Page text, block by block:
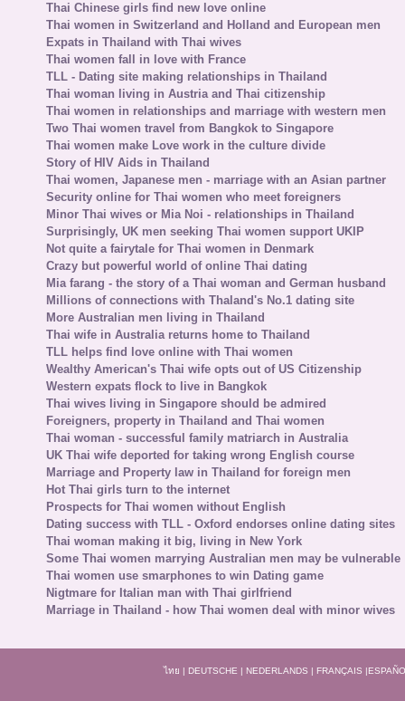
Thai Chinese girls find new love online
Thai women in Switzerland and Holland and European men
Expats in Thailand with Thai wives
Thai women fall in love with France
TLL - Dating site making relationships in Thailand
Thai woman living in Austria and Thai citizenship
Thai women in relationships and marriage with western men
Two Thai women travel from Bangkok to Singapore
Thai women make Love work in the culture divide
Story of HIV Aids in Thailand
Thai women, Japanese men - marriage with an Asian partner
Security online for Thai women who meet foreigners
Minor Thai wives or Mia Noi - relationships in Thailand
Surprisingly, UK men seeking Thai women support UKIP
Not quite a fairytale for Thai women in Denmark
Crazy but powerful world of online Thai dating
Mia farang - the story of a Thai woman and German husband
Millions of connections with Thaland's No.1 dating site
More Australian men living in Thailand
Thai wife in Australia returns home to Thailand
TLL helps find love online with Thai women
Wealthy American's Thai wife opts out of US Citizenship
Western expats flock to live in Bangkok
Thai wives living in Singapore should be admired
Foreigners, property in Thailand and Thai women
Thai woman - successful family matriarch in Australia
UK Thai wife deported for taking wrong English course
Marriage and Property law in Thailand for foreign men
Hot Thai girls turn to the internet
Prospects for Thai women without English
Dating success with TLL - Oxford endorses online dating sites
Thai woman making it big, living in New York
Some Thai women marrying Australian men may be vulnerable
Thai women use smarphones to win Dating game
Nigtmare for Italian man with Thai girlfriend
Marriage in Thailand - how Thai women deal with minor wives
ไทย | DEUTSCHE | NEDERLANDS | FRANÇAIS |